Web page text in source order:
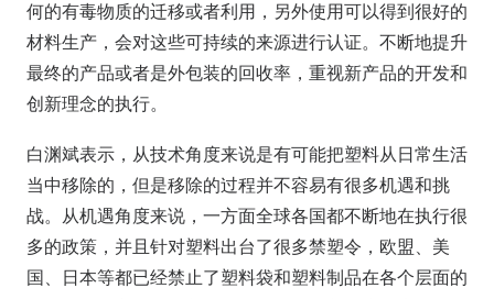
何的有毒物质的迁移或者利用，另外使用可以得到很好的
材料生产，会对这些可持续的来源进行认证。不断地提升
最终的产品或者是外包装的回收率，重视新产品的开发和
创新理念的执行。
白渊斌表示，从技术角度来说是有可能把塑料从日常生活
当中移除的，但是移除的过程并不容易有很多机遇和挑
战。从机遇角度来说，一方面全球各国都不断地在执行很
多的政策，并且针对塑料出台了很多禁塑令，欧盟、美
国、日本等都已经禁止了塑料袋和塑料制品在各个层面的